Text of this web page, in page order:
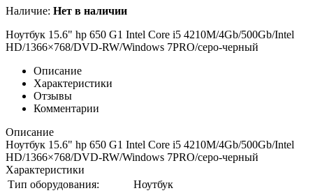
Наличие: Нет в наличии
Ноутбук 15.6" hp 650 G1 Intel Core i5 4210M/4Gb/500Gb/Intel
HD/1366×768/DVD-RW/Windows 7PRO/серо-черный
Описание
Характеристики
Отзывы
Комментарии
Описание
Ноутбук 15.6" hp 650 G1 Intel Core i5 4210M/4Gb/500Gb/Intel
HD/1366×768/DVD-RW/Windows 7PRO/серо-черный
Характеристики
Тип оборудования:
Ноутбук